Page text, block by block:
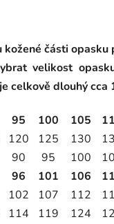
části
velikost
celkově dlouhý cca
95 100 105
120 125 130
90 95 100
96 101 106
102 107 112
114 119 124